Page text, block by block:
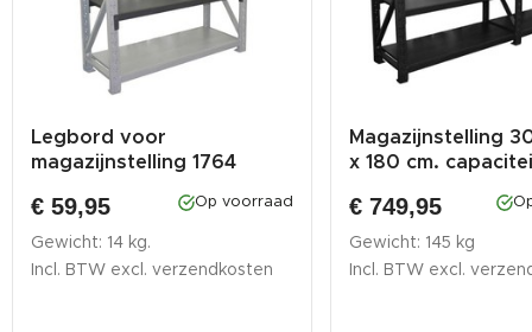
Legbord voor
magazijnstelling 1764
€ 59,95 Op voorraad
Gewicht: 14 kg.
Incl. BTW excl. verzendkosten
Magazijnstelling
x 180 cm.
€ 749,95
Gewicht: 145 kg
Incl. BTW excl.